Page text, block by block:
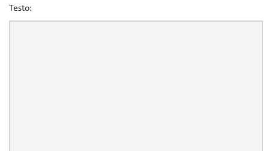
Testo: